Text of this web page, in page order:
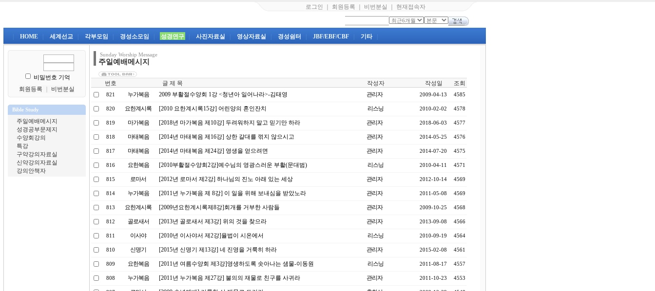
로그인 회원등록 비번분실 현재접속자
HOME 세계선교 각부모임 경성소모임 성경연구 사진자료실 영상자료실 경성쉼터 JBF/EBF/CBF 기타
비밀번호 기억
회원등록
비번분실
Bible Study
주일예배메시지
성경공부문제지
수양회강의
특강
구약강의자료실
신약강의자료실
강의안책자
Sunday Worship Message
주일예배메시지
번호 글 제 목 작성자 작성일 조회
821 누가복음 2009 부활절수양회 1강 <청년아 일어나라>-김태영 관리자 2009-04-13 4585
820 요한계시록 [2010 요한계시록15강] 어린양의 혼인잔치 리스닝 2010-02-02 4578
819 마가복음 [2018년 마가복음 제10강] 두려워하지 말고 믿기만 하라 관리자 2018-06-03 4577
818 마태복음 [2014년 마태복음 제16강] 상한 갈대를 꺾지 않으시고 관리자 2014-05-25 4576
817 마태복음 [2014년 마태복음 제24강] 영생을 얻으려면 관리자 2014-07-20 4575
816 요한복음 [2010부활절수양회2강]예수님의 영광스러운 부활(문대범) 리스닝 2010-04-11 4571
815 로마서 [2012년 로마서 제2강] 하나님의 진노 아래 있는 세상 관리자 2012-10-14 4569
814 누가복음 [2011년 누가복음 제 8강] 이 일을 위해 보내심을 받았노라 관리자 2011-05-08 4569
813 요한계시록 [2009년요한계시록제8강]회개를 거부한 사람들 관리자 2009-10-25 4568
812 골로새서 [2013년 골로새서 제3강] 위의 것을 찾으라 관리자 2013-09-08 4566
811 이사야 [2010년 이사야서 제2강]율법이 시온에서 리스닝 2010-09-19 4564
810 신명기 [2015년 신명기 제13강] 네 진영을 거룩히 하라 관리자 2015-02-08 4561
809 요한복음 [2011년 여름수양회 제3강]영생하도록 솟아나는 샘물-이동원 리스닝 2011-08-17 4557
808 누가복음 [2011년 누가복음 제27강] 불의의 재물로 친구를 사귀라 관리자 2011-10-23 4553